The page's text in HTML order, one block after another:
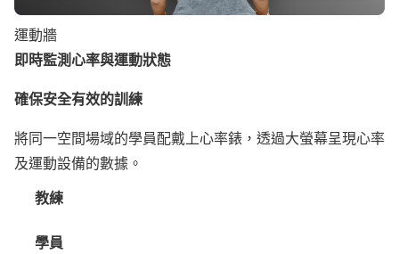
運動牆
即時監測心率與運動狀態
確保安全有效的訓練
將同一空間場域的學員配戴上心率錶，透過大螢幕呈現心率
及運動設備的數據。
教練
學員